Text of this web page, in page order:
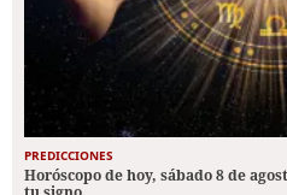
PREDICCIONES
Horóscopo de hoy, sábado 8 de